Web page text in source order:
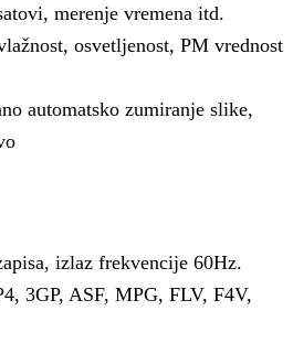
merenje vremena itd.
osvetljenost, PM vrednost
automatsko zumiranje slike,
izlaz frekvencije 60Hz.
3GP, ASF, MPG, FLV, F4V,